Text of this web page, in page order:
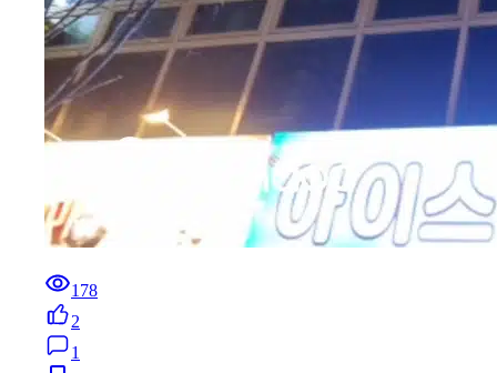
178
2
1